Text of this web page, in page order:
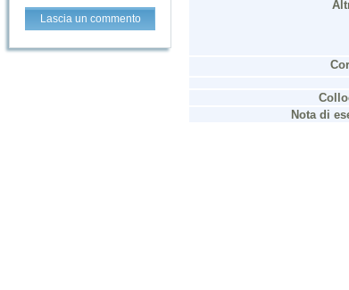
Lascia un commento